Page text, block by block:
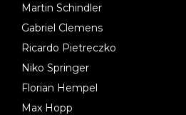
Martin Schindler
Gabriel Clemens
Ricardo Pietreczko
Niko Springer
Florian Hempel
Max Hopp